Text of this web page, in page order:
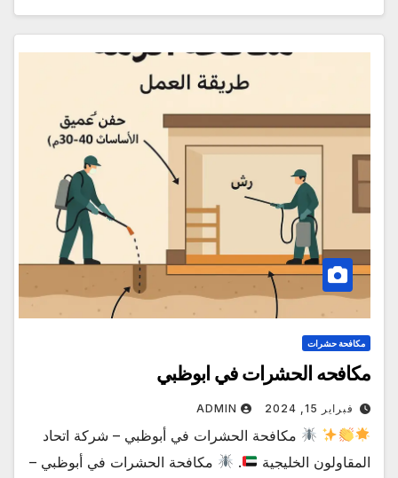
مكافحة حشرات
مكافحه الحشرات في ابوظبي
فبراير 15, 2024 ADMIN
مكافحة الحشرات في أبوظبي – شركة اتحاد
المقاولون الخليجية
.
مكافحة الحشرات في أبوظبي –